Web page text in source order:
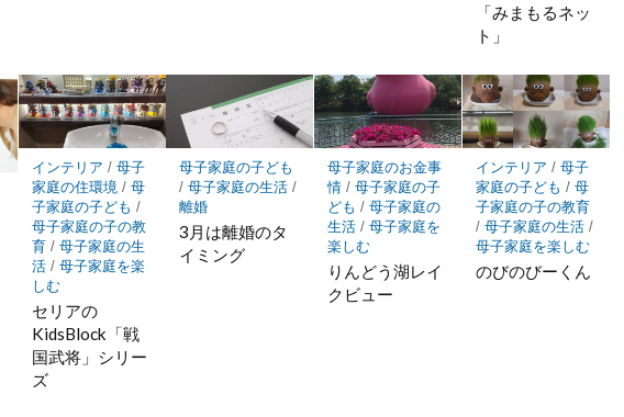
「みまもるネッ
ト」
インテリア / 母子
家庭の住環境 / 母
子家庭の子ども /
母子家庭の子の教
育/ 母子家庭の生
活/ 母子家庭を楽
しむ
セリアの
KidsBlock「戦
国武将」シリー
ズ
母子家庭の子ども
/母子家庭の生活 /
離婚
3月は離婚のタ
イミング
母子家庭のお金事
情 /母子家庭の子
ども /母子家庭の
生活 /母子家庭を
楽しむ
りんどう湖レイ
クビュー
インテリア / 母子
家庭の子ども / 母
子家庭の子の教育
/ 母子家庭の生活/
母子家庭を楽しむ
のびのびーくん